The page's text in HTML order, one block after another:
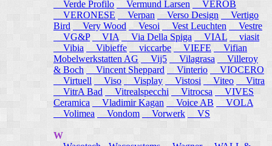
Verde Profilo
Vermund Larsen
VEROB
VERONESE
Verpan Verso Design
Vertigo
Bird
Very Wood Vesoi Vest Leuchten
Vestre
VG&P
VIA Via Della Spiga VIAL
viasit
Vibia
Vibieffe viccarbe VIEFE
Vifian
Mobelwerkstatten AG
Vij5 Vilagrasa
Villeroy
& Boch
Vincent Sheppard Vinterio
VIOCERO
Virtuell
Viso Visplay Vistosi Viteo
Vitra
VitrA Bad
Vitrealspecchi Vitrocsa
VIVES
Ceramica
Vladimir Kagan Voice AB
VOLA
Volimea
Vondom Vorwerk VS
W